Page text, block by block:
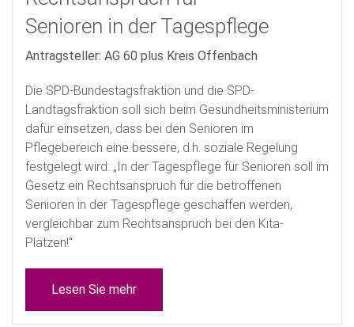
Senioren in der Tagespflege
Antragsteller: AG 60 plus Kreis Offenbach
Die SPD-Bundestagsfraktion und die SPD-
Landtagsfraktion soll sich beim Gesundheitsministerium
dafür einsetzen, dass bei den Senioren im
Pflegebereich eine bessere, d.h. soziale Regelung
festgelegt wird: „In der Tagespflege für Senioren soll im
Gesetz ein Rechtsanspruch für die betroffenen
Senioren in der Tagespflege geschaffen werden,
vergleichbar zum Rechtsanspruch bei den Kita-
Plätzen!“
Lesen Sie mehr